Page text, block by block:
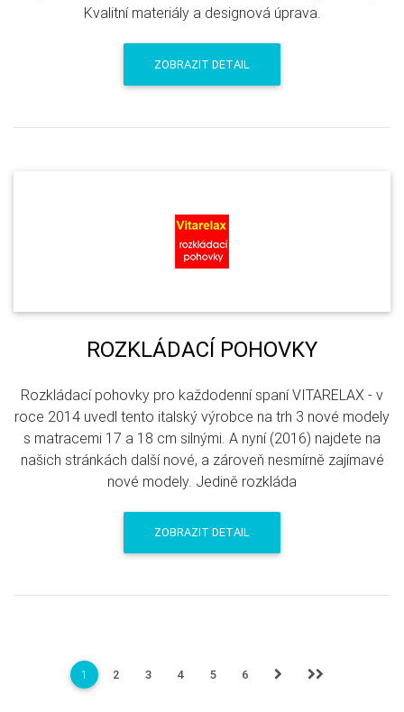
Kvalitní materiály a designová úprava.
ZOBRAZIT DETAIL
ROZKLÁDACÍ POHOVKY
Rozkládací pohovky pro každodenní spaní VITARELAX - v
roce 2014 uvedl tento italský výrobce na trh 3 nové modely
s matracemi 17 a 18 cm silnými. A nyní (2016) najdete na
našich stránkách další nové, a zároveň nesmírně zajímavé
nové modely. Jedině rozkláda
ZOBRAZIT DETAIL
1 2 3 4 5 6